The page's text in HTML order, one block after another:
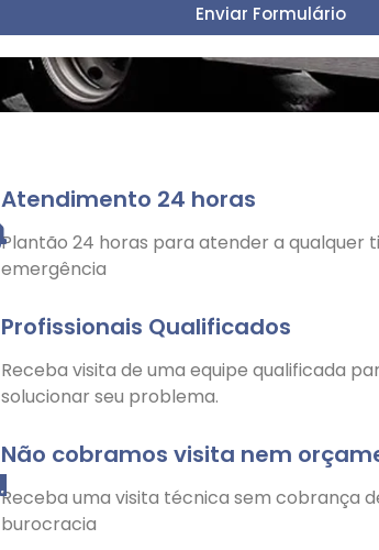
Enviar Formulário
Atendimento 24 horas
Plantão 24 horas para atender a qualquer
emergência
Profissionais Qualificados
Receba visita de uma equipe qualificada
solucionar seu problema.
Não cobramos visita nem
Receba uma visita técnica sem cobrança
burocracia